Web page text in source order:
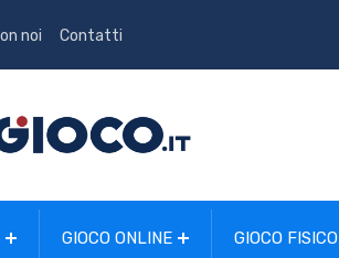
noi Contatti
GIOCO ONLINE GIOCO FISICO